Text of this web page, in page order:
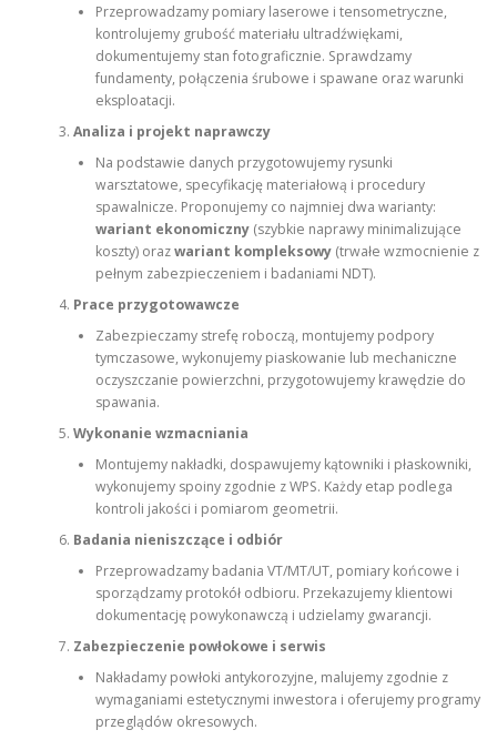
Przeprowadzamy pomiary laserowe i tensometryczne,
kontrolujemy grubość materiału ultradźwiękami,
dokumentujemy stan fotograficznie. Sprawdzamy
fundamenty, połączenia śrubowe i spawane oraz warunki
eksploatacji.
Analiza i projekt naprawczy
Na podstawie danych przygotowujemy rysunki
warsztatowe, specyfikację materiałową i procedury
spawalnicze. Proponujemy co najmniej dwa warianty:
wariant ekonomiczny(szybkie naprawy minimalizujące
koszty) orazwariant kompleksowy(trwałe wzmocnienie z
pełnym zabezpieczeniem i badaniami NDT).
Prace przygotowawcze
Zabezpieczamy strefę roboczą, montujemy podpory
tymczasowe, wykonujemy piaskowanie lub mechaniczne
oczyszczanie powierzchni, przygotowujemy krawędzie do
spawania.
Wykonanie wzmacniania
Montujemy nakładki, dospawujemy kątowniki i płaskowniki,
wykonujemy spoiny zgodnie z WPS. Każdy etap podlega
kontroli jakości i pomiarom geometrii.
Badania nieniszczące i odbiór
Przeprowadzamy badania VT/MT/UT, pomiary końcowe i
sporządzamy protokół odbioru. Przekazujemy klientowi
dokumentację powykonawczą i udzielamy gwarancji.
Zabezpieczenie powłokowe i serwis
Nakładamy powłoki antykorozyjne, malujemy zgodnie z
wymaganiami estetycznymi inwestora i oferujemy programy
przeglądów okresowych.